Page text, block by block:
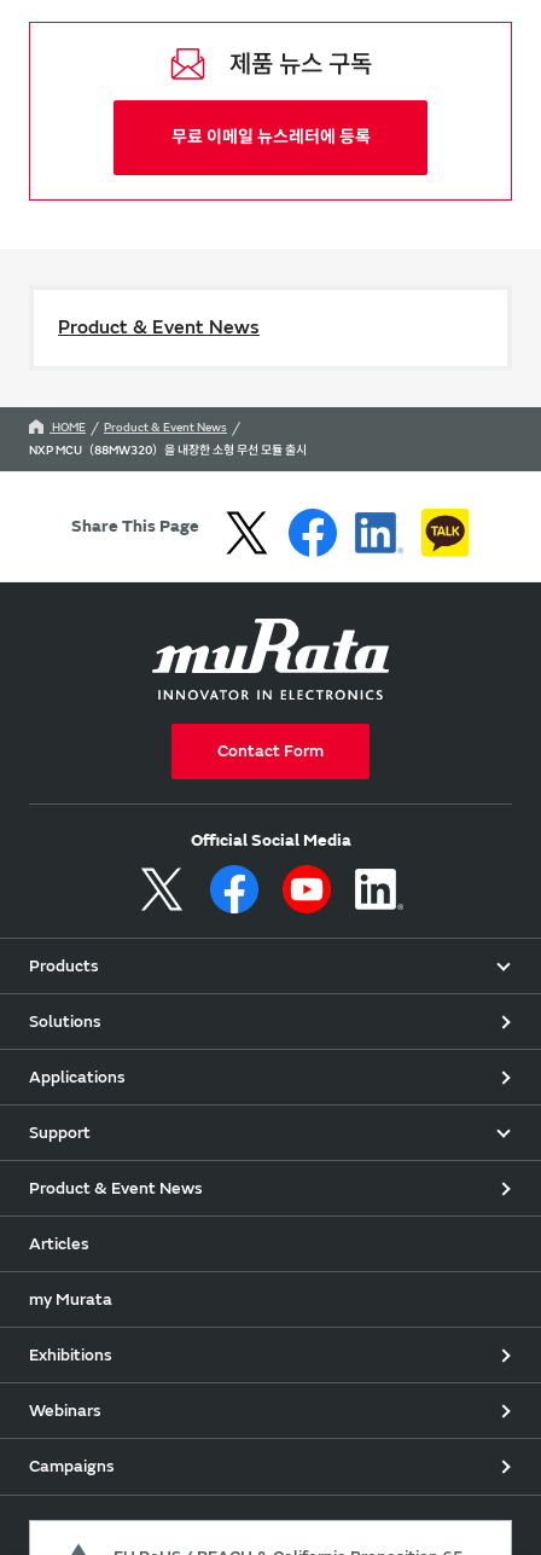
제품 뉴스 구독
무료 이메일 뉴스레터에 등록
Product & Event News
HOME
Product & Event News
NXP MCU（88MW320）을 내장한 소형 무선 모듈 출시
Share This Page
Contact Form
Official Social Media
Products
Solutions
Applications
Support
Product & Event News
Articles
my Murata
Exhibitions
Webinars
Campaigns